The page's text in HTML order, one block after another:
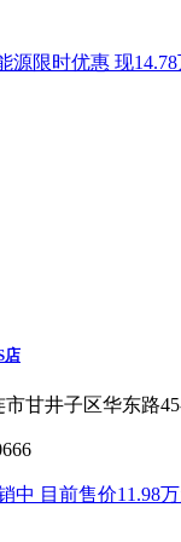
源限时优惠 现14.78
店
甘井子区华东路
中 目前售价11.98